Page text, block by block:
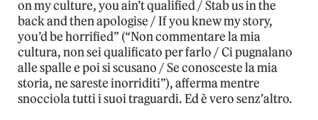
on my culture, you ain’t qualified / Stab us in the
back and then apologise / If you knew my story,
you’d be horrified” (“Non commentare la mia
cultura, non sei qualificato per farlo / Ci pugnalano
alle spalle e poi si scusano / Se conosceste la mia
storia, ne sareste inorriditi”), afferma mentre
snocciola tutti i suoi traguardi. Ed è vero senz’altro.